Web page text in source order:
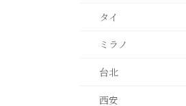
タイ
ミラノ
台北
西安